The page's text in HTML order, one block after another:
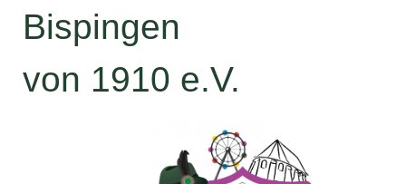
Bispingen
von 1910 e.V.